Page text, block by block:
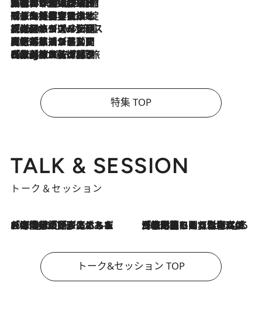
2026.8.6
「荷物が増えるほど旅ストレスは増す」美容ジャーナリストがたどり着いた最終結論。“化粧品を劇的に減らす”感動の凝縮美容とは
2026.8.6
「旅先には金髪ウィッグを持参」日本と同じメイクでは損してる!? 美容ジャーナリストが提案する“掟破りの旅美容”とは
2026.8.6
【厳選旅コスメ】「身軽さ＆UV対策重視！」ヘアアーティストshucoが選んだ夏旅ベストコスメを発表【Mサイズジップ】
2026.8.5
【厳選旅コスメ】国内をあちこち移動する河井菜摘が選んだ夏旅ベストコスメ発表！「リラックスアイテムはマスト」【Mサイズジップ】
2026.8.4
【厳選旅コスメ】「紫外線＆乾燥対策しながらメイク感も！」ヘア＆メイクGeorgeが選んだ夏旅ベストコスメを発表！【Mサイズジップ】
特集 TOP
TALK & SESSION
トーク＆セッション
2026.8.3
「今後値上げがあるとすれば…」「リスクがあるのは今年の冬」エネルギー専門家が語る、ホルムズ海峡封鎖が家庭にもたらす“ある心配” 2026.8.3
「住宅建てられない…」「サーチャージ料の高値が続いている」ホルムズ海峡封鎖による影響はいつまで続く？《エネルギー専門家に聞く“どうなる日本の暮らし”》
トーク&セッション TOP